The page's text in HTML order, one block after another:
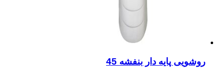
روشویی پایه دار بنفشه 45